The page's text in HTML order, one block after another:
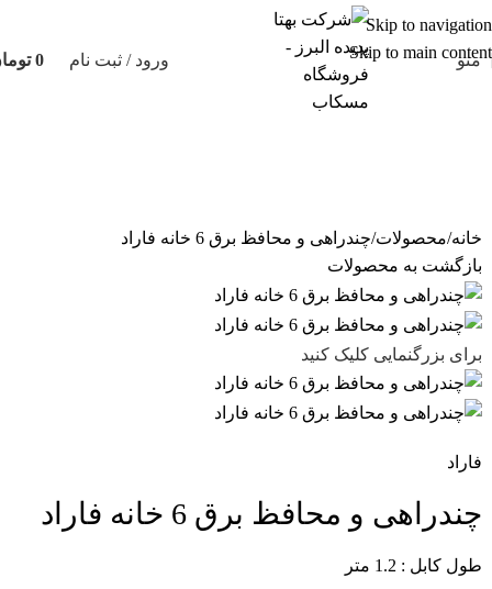
Skip to navigation
Skip to main content
منو ورود / ثبت نام 0
خانه محصولات چندراهی و محافظ برق 6 خانه فاراد
بازگشت به محصولات
برای بزرگنمایی کلیک کنید
فاراد
چندراهی و محافظ برق 6 خانه فاراد
طول کابل : 1.2 متر